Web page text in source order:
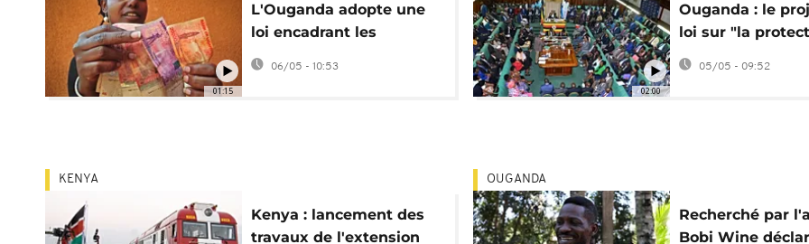
01:15
L'Ouganda adopte une
loi encadrant les
transferts d'argent de la
06/05 - 10:53
02:00
Ouganda : le
loi sur "la
la souveraineté"
05/05 - 09:52
KENYA
Kenya : lancement des
travaux de l'extension
OUGANDA
Recherché par
Bobi Wine